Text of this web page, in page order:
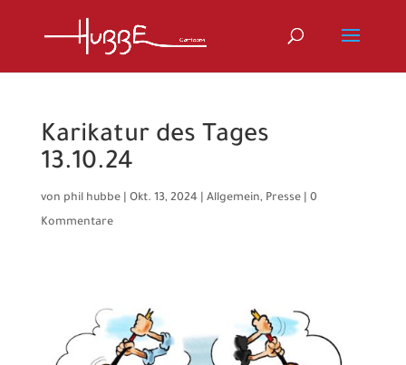
Karikatur des Tages
13.10.24
von phil hubbe| Okt. 13, 2024| Allgemein, Presse| 0
Kommentare